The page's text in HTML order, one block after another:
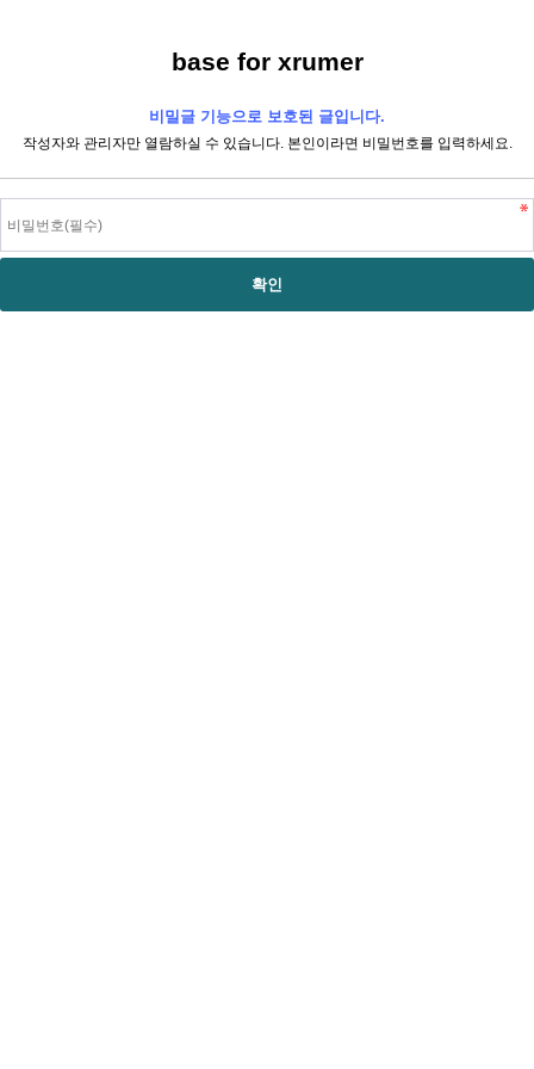
base for xrumer
비밀글 기능으로 보호된 글입니다.
작성자와 관리자만 열람하실 수 있습니다. 본인이라면 비밀번호를 입력하세요.